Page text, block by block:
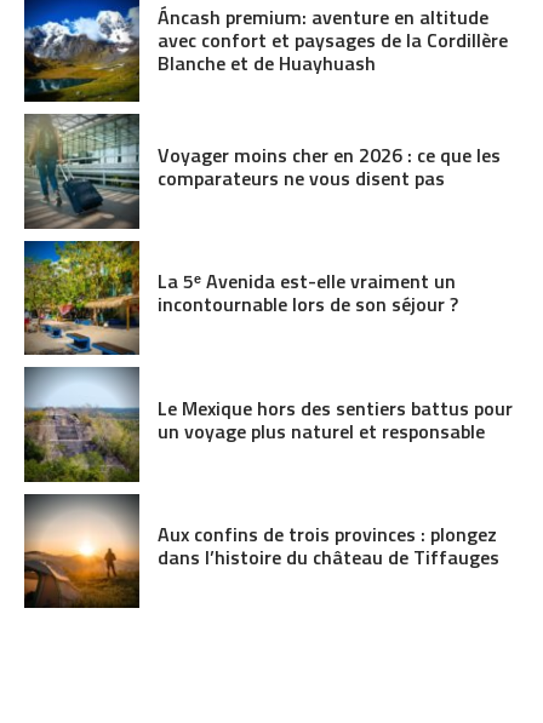
Áncash premium: aventure en altitude
avec confort et paysages de la Cordillère
Blanche et de Huayhuash
Voyager moins cher en 2026 : ce que les
comparateurs ne vous disent pas
La 5ᵉ Avenida est-elle vraiment un
incontournable lors de son séjour ?
Le Mexique hors des sentiers battus pour
un voyage plus naturel et responsable
Aux confins de trois provinces : plongez
dans l’histoire du château de Tiffauges